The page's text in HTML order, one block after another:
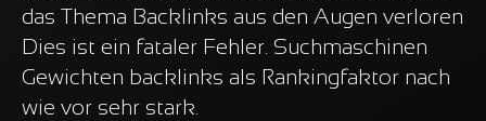
das Thema Backlinks aus den Augen verloren
Dies ist ein fataler Fehler. Suchmaschinen
Gewichten backlinks als Rankingfaktor nach
wie vor sehr stark.